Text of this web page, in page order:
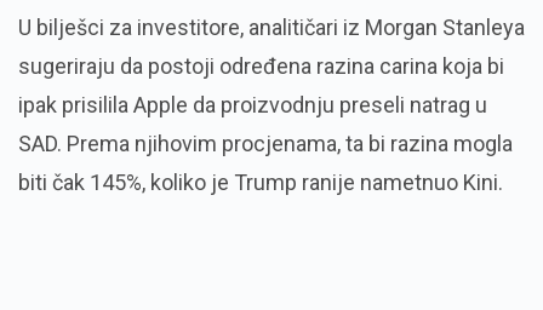
U bilješci za investitore, analitičari iz Morgan Stanleya
sugeriraju da postoji određena razina carina koja bi
ipak prisilila Apple da proizvodnju preseli natrag u
SAD. Prema njihovim procjenama, ta bi razina mogla
biti čak 145%, koliko je Trump ranije nametnuo Kini.